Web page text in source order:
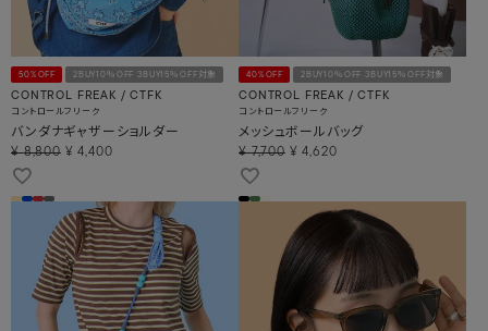
50%OFF 2BUY10％OFF 3BUY15％OFF対象
CONTROL FREAK / CTFK
コントロールフリーク
バンダナギャザーショルダー
¥ 8,800 ¥ 4,400
40%OFF 2BUY10％OFF 3BUY15％OFF対象
CONTROL FREAK / CTFK
コントロールフリーク
メッシュボールバッグ
¥ 7,700 ¥ 4,620